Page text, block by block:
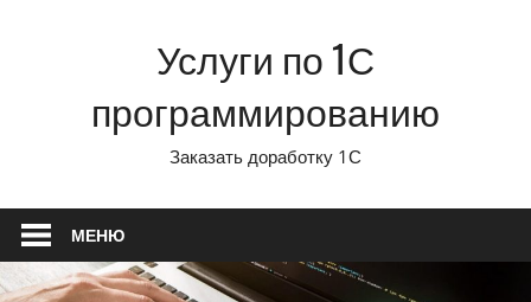
Услуги по 1С
программированию
Заказать доработку 1С
МЕНЮ